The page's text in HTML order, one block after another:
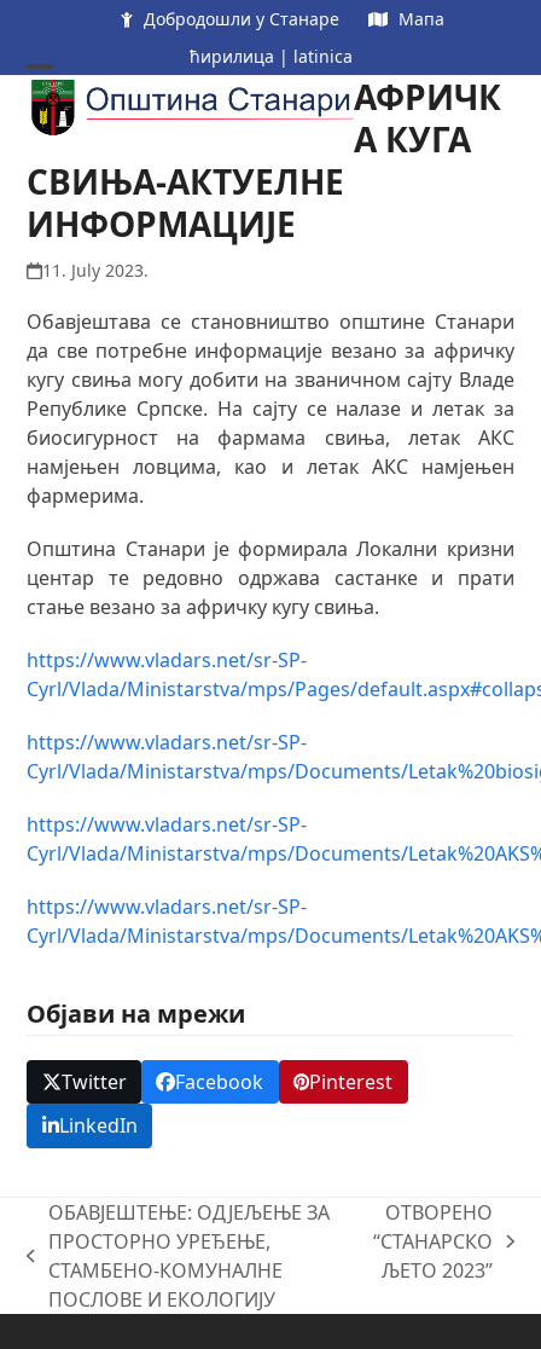
content
Добродошли у Станаре
Мапа
ћирилица | latinica
Open
mobile
menu
Close
mobile
menu
АФРИЧК
А КУГА
СВИЊА-АКТУЕЛНЕ
ИНФОРМАЦИЈЕ
11. July 2023.
Обавјештава се становништво општине Станари
да све потребне информације везано за афричку
кугу свиња могу добити на званичном сајту Владе
Републике Српске. На сајту се налазе и летак за
биосигурност на фармама свиња, летак АКС
намјењен ловцима, као и летак АКС намјењен
фармерима.
Општина Станари је формирала Локални кризни
центар те редовно одржава састанке и прати
стање везано за афричку кугу свиња.
https://www.vladars.net/sr-SP-
Cyrl/Vlada/Ministarstva/mps/Pages/
https://www.vladars.net/sr-SP-
Cyrl/Vlada/Ministarstva/mps/Documents/
https://www.vladars.net/sr-SP-
Cyrl/Vlada/Ministarstva/mps/Documents/
https://www.vladars.net/sr-SP-
Cyrl/Vlada/Ministarstva/mps/Documents/
Објави на мрежи
Twitter Facebook
Pinterest
LinkedIn
previous
post:
ОБАВЈЕШТЕЊЕ: ОДЈЕЉЕЊЕ ЗА
ПРОСТОРНО УРЕЂЕЊЕ,
СТАМБЕНО-КОМУНАЛНЕ
ПОСЛОВЕ И ЕКОЛОГИЈУ
next
post:
ОТВОРЕНО
“СТАНАРСКО
ЉЕТО 2023”